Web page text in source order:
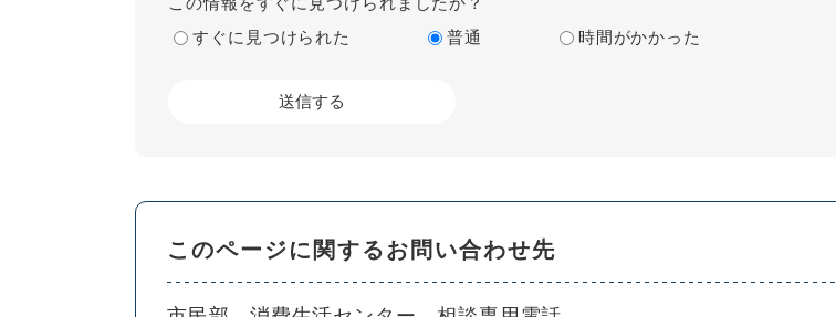
すぐに見つけられた
普通 時間がかかった
このページに関するお問い合わせ先